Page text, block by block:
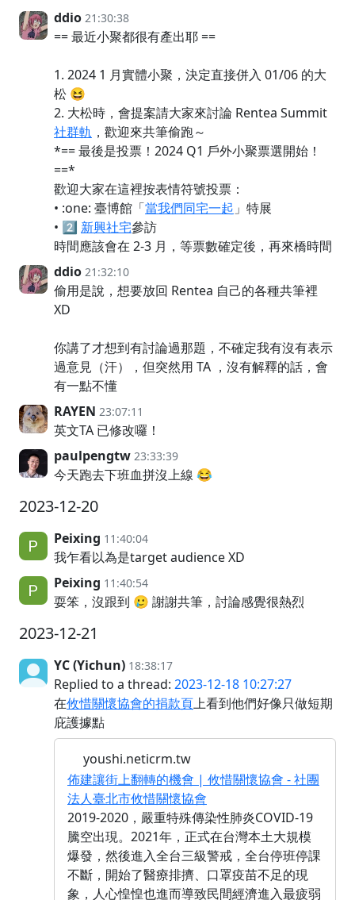
ddio 21:30:38
== 最近小聚都很有產出耶 ==
1. 2024 1 月實體小聚，決定直接併入 01/06 的大
松 😆
2. 大松時，會提案請大家來討論 Rentea Summit
社群軌 ，歡迎來共筆偷跑～
*== 最後是投票！2024 Q1 戶外小聚票選開始！
==*
歡迎大家在這裡按表情符號投票：
• :one: 臺博館「當我們同宅一起 」特展
• 2️⃣ 新興社宅參訪
時間應該會在 2-3 月，等票數確定後，再來橋時間
ddio 21:32:10
偷用是說，想要放回 Rentea 自己的各種共筆裡
XD
你講了才想到有討論過那題，不確定我有沒有表示
過意見（汗），但突然用 TA ，沒有解釋的話，會
有一點不懂
RAYEN 23:07:11
英文TA 已修改囉！
paulpengtw 23:33:39
今天跑去下班血拼沒上線 😂
2023-12-20
Peixing 11:40:04
我乍看以為是target audience XD
Peixing 11:40:54
耍笨，沒跟到 🥲 謝謝共筆，討論感覺很熱烈
2023-12-21
YC (Yichun) 18:38:17
Replied to a thread: 2023-12-18 10:27:27
在攸惜關懷協會的捐款頁上看到他們好像只做短期
庇護據點
youshi.neticrm.tw
佈建讓街上翻轉的機會 | 攸惜關懷協會 - 社團
法人臺北市攸惜關懷協會
2019-2020，嚴重特殊傳染性肺炎COVID-19
騰空出現。2021年，正式在台灣本土大規模
爆發，然後進入全台三級警戒，全台停班停課
不斷，開始了醫療排擠、口罩疫苗不足的現
象，人心惶惶也進而導致民間經濟進入最疲弱